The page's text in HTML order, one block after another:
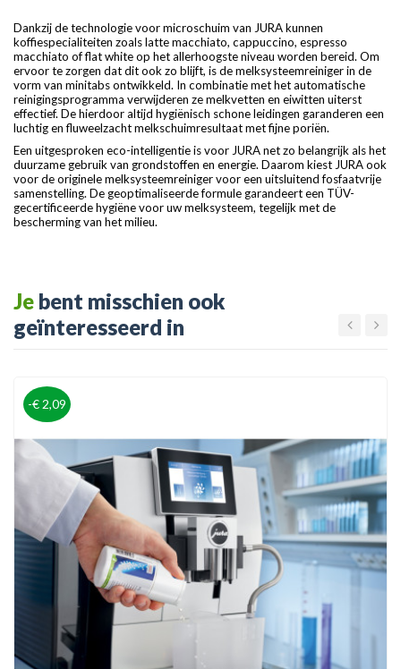
Dankzij de technologie voor microschuim van JURA kunnen
koffiespecialiteiten zoals latte macchiato, cappuccino, espresso
macchiato of flat white op het allerhoogste niveau worden bereid. Om
ervoor te zorgen dat dit ook zo blijft, is de melksysteemreiniger in de
vorm van minitabs ontwikkeld. In combinatie met het automatische
reinigingsprogramma verwijderen ze melkvetten en eiwitten uiterst
effectief. De hierdoor altijd hygiënisch schone leidingen garanderen een
luchtig en fluweelzacht melkschuimresultaat met fijne poriën.
Een uitgesproken eco-intelligentie is voor JURA net zo belangrijk als het
duurzame gebruik van grondstoffen en energie. Daarom kiest JURA ook
voor de originele melksysteemreiniger voor een uitsluitend fosfaatvrije
samenstelling. De geoptimaliseerde formule garandeert een TÜV-
gecertificeerde hygiëne voor uw melksysteem, tegelijk met de
bescherming van het milieu.
Je bent misschien ook
geïnteresseerd in
-€ 2,09